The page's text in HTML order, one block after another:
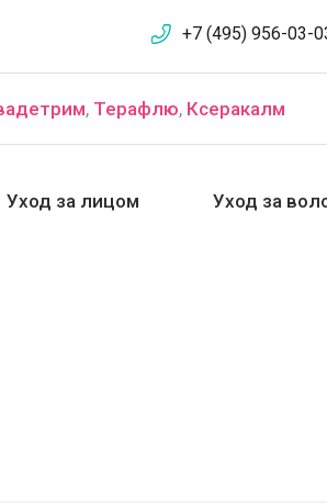
+7 (495) 956-03-
, Терафлю, Ксеракалм
Уход за лицом Уход за